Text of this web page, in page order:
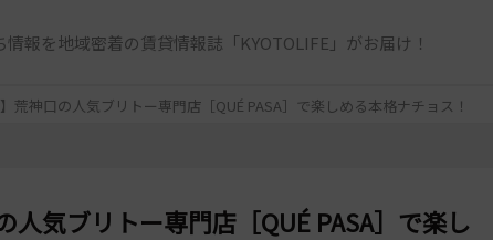
情報を地域密着の賃貸情報誌「KYOTOLIFE」がお届け！
】荒神口の人気ブリトー専門店［QUÉ PASA］で楽しめる本格ナチョス！
人気ブリトー専門店［QUÉ PASA］で楽し